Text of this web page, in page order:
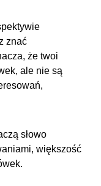
znać
że twoi
ale nie są
słowo
większość